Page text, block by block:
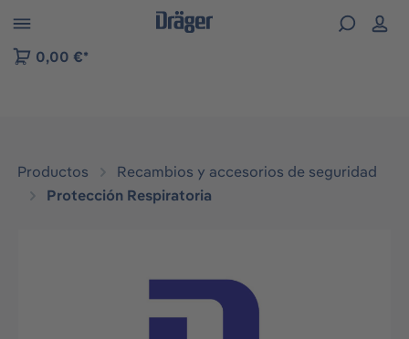
to B2B platform navigation
0,00 €*
Productos
Recambios y accesorios de seguridad
Protección Respiratoria
Omitir galería de imágenes